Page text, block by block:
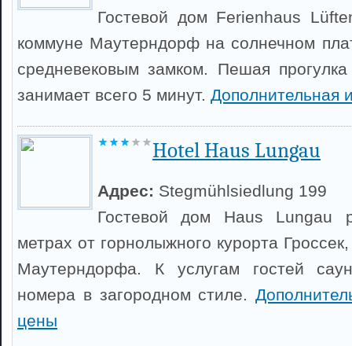
Гостевой дом Ferienhaus
коммуне Маутерндорф на солнечном
средневековым замком. Пешая
занимает всего 5 минут. Дополнительная
Hotel Haus Lungau
Адрес: Stegmühlsiedlung 199
Гостевой дом Haus Lungau
метрах от горнолыжного курорта
Маутерндорфа. К услугам гостей
номера в загородном стиле.
цены